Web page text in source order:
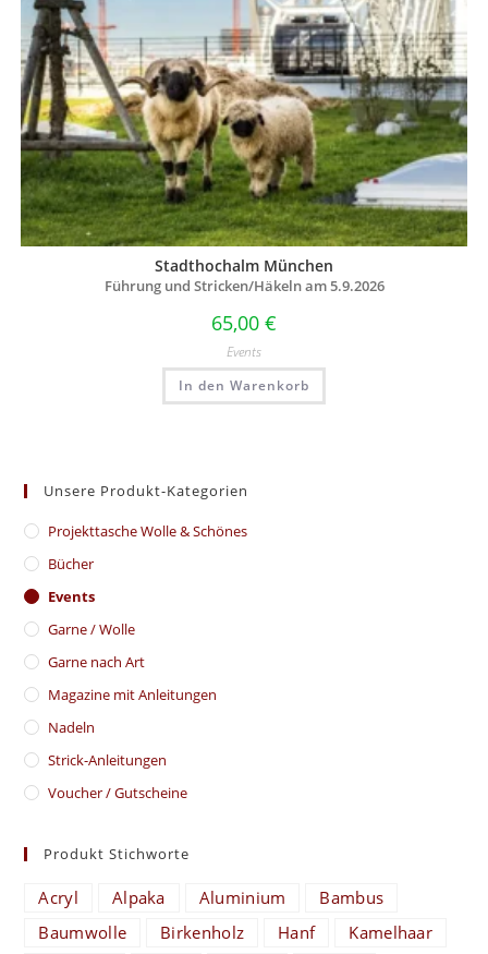
Stadthochalm München
Führung und Stricken/Häkeln am 5.9.2026
65,00 €
Events
In den Warenkorb
Unsere Produkt-Kategorien
​Projekttasche Wolle & Schönes
Bücher
Events
Garne / Wolle
Garne nach Art
Magazine mit Anleitungen
Nadeln
Strick-Anleitungen
Voucher / Gutscheine
Produkt Stichworte
Acryl Alpaka Aluminium
Bambus
Baumwolle
Birkenholz Hanf
Kamelhaar